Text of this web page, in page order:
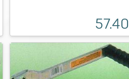
57.40